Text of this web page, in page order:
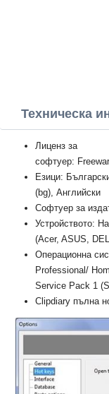
Техническа
Лиценз за
софтуер:
Езици:
(bg), Английски
Софтуер за
Устройството:
(Acer, ASUS,
Операционна
Professional/
Service Pack 1
Clipdiary пълна